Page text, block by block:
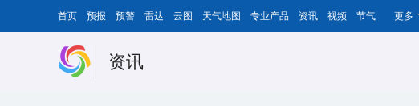
首页 预报 预警 雷达 云图 天气地图 专业产品 资讯 视频 节气 更多
资讯